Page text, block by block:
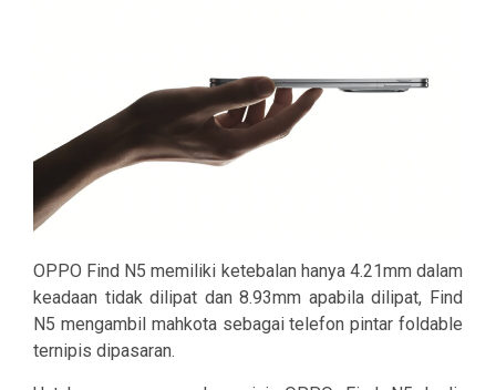
OPPO Find N5 memiliki ketebalan hanya 4.21mm dalam
keadaan tidak dilipat dan 8.93mm apabila dilipat, Find
N5 mengambil mahkota sebagai telefon pintar foldable
ternipis dipasaran.